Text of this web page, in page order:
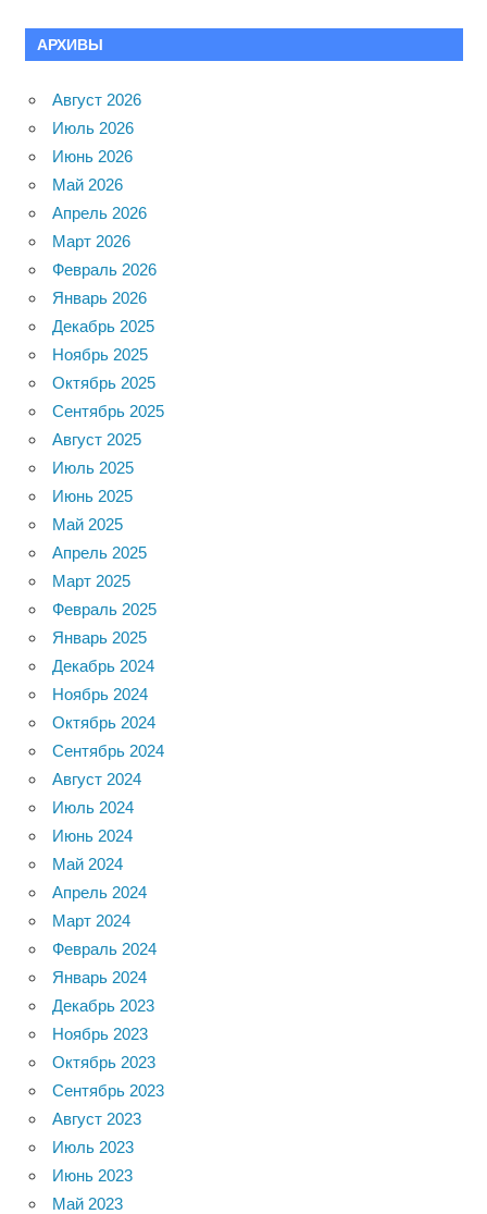
АРХИВЫ
Август 2026
Июль 2026
Июнь 2026
Май 2026
Апрель 2026
Март 2026
Февраль 2026
Январь 2026
Декабрь 2025
Ноябрь 2025
Октябрь 2025
Сентябрь 2025
Август 2025
Июль 2025
Июнь 2025
Май 2025
Апрель 2025
Март 2025
Февраль 2025
Январь 2025
Декабрь 2024
Ноябрь 2024
Октябрь 2024
Сентябрь 2024
Август 2024
Июль 2024
Июнь 2024
Май 2024
Апрель 2024
Март 2024
Февраль 2024
Январь 2024
Декабрь 2023
Ноябрь 2023
Октябрь 2023
Сентябрь 2023
Август 2023
Июль 2023
Июнь 2023
Май 2023